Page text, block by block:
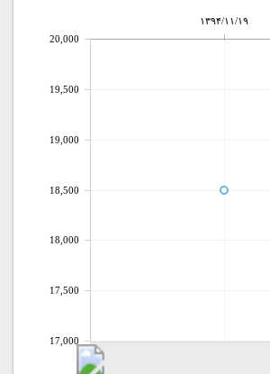
۱۳۹۴/۱۱/۱۹
17,000
17,500
18,000
18,500
19,000
19,500
20,000